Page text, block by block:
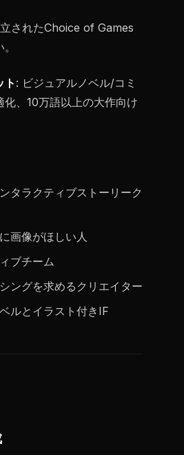
されたChoice of Games
ト : ビジュアルノベル/コミ
化、10万語以上の大作向け
タラクティブストーリーク
画像がほしい人
ブチーム
ングを求めるクリエイター
ルとイラスト付きIF